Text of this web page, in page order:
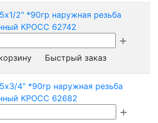
2" *90гр наружная резьба
КРОСС 62742
Быстрый заказ
4" *90гр наружная резьба
КРОСС 62682